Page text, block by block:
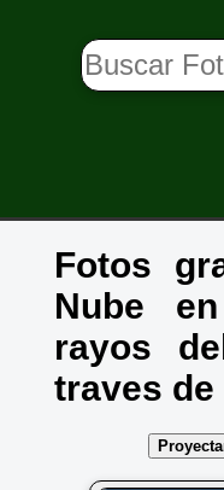
Fotos
Nube
rayos
traves de